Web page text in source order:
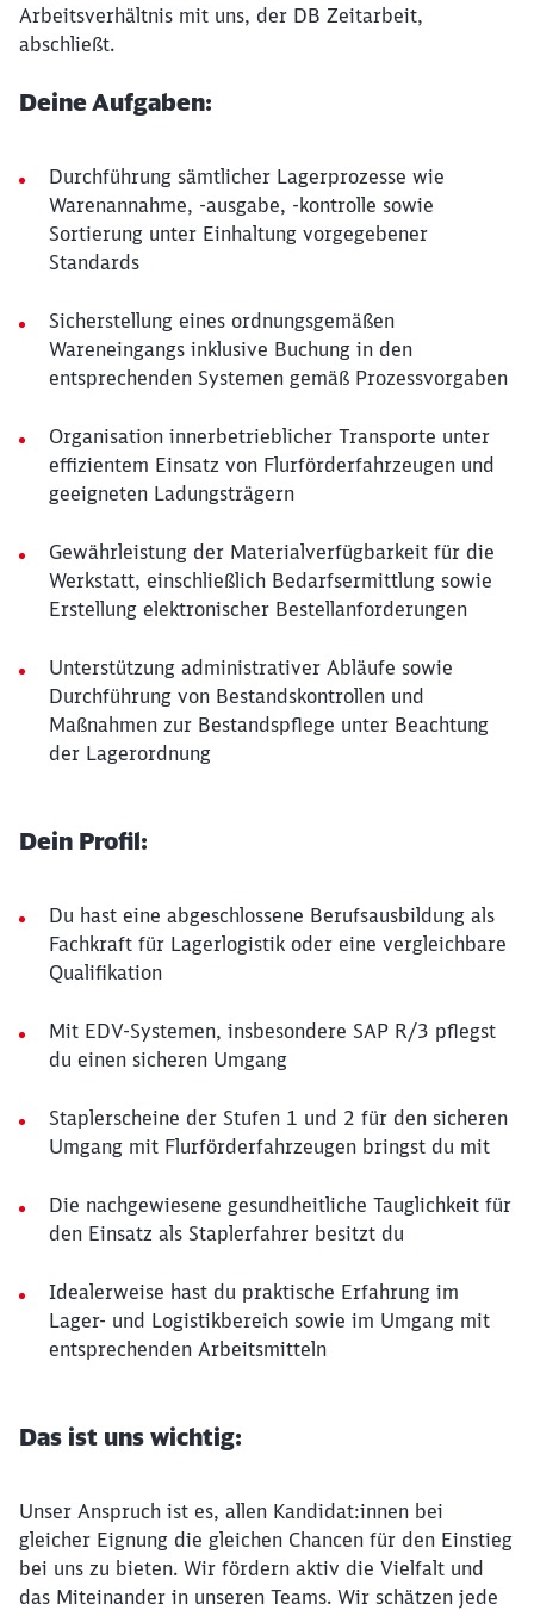
Arbeitsverhältnis mit uns, der DB Zeitarbeit,
abschließt.
Deine Aufgaben:
Durchführung sämtlicher Lagerprozesse wie
Warenannahme, -ausgabe, -kontrolle sowie
Sortierung unter Einhaltung vorgegebener
Standards
Sicherstellung eines ordnungsgemäßen
Wareneingangs inklusive Buchung in den
entsprechenden Systemen gemäß Prozessvorgaben
Organisation innerbetrieblicher Transporte unter
effizientem Einsatz von Flurförderfahrzeugen und
geeigneten Ladungsträgern
Gewährleistung der Materialverfügbarkeit für die
Werkstatt, einschließlich Bedarfsermittlung sowie
Erstellung elektronischer Bestellanforderungen
Unterstützung administrativer Abläufe sowie
Durchführung von Bestandskontrollen und
Maßnahmen zur Bestandspflege unter Beachtung
der Lagerordnung
Dein Profil:
Du hast eine abgeschlossene Berufsausbildung als
Fachkraft für Lagerlogistik oder eine vergleichbare
Qualifikation
Mit EDV-Systemen, insbesondere SAP R/3 pflegst
du einen sicheren Umgang
Staplerscheine der Stufen 1 und 2 für den sicheren
Umgang mit Flurförderfahrzeugen bringst du mit
Die nachgewiesene gesundheitliche Tauglichkeit für
den Einsatz als Staplerfahrer besitzt du
Idealerweise hast du praktische Erfahrung im
Lager- und Logistikbereich sowie im Umgang mit
entsprechenden Arbeitsmitteln
Das ist uns wichtig:
Unser Anspruch ist es, allen Kandidat:innen bei
gleicher Eignung die gleichen Chancen für den Einstieg
bei uns zu bieten. Wir fördern aktiv die Vielfalt und
das Miteinander in unseren Teams. Wir schätzen jede